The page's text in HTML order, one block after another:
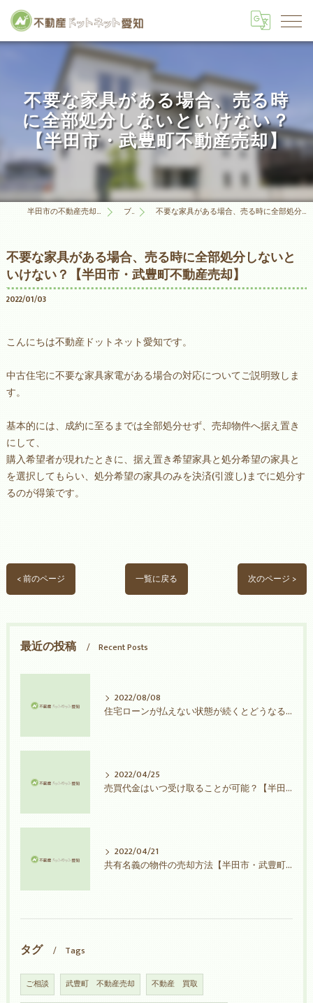
不要な家具がある場合、売る時
に全部処分しないといけない？
【半田市・武豊町不動産売却】
半田市の不動産売却は不動産ドットネット愛知 ブログ 不要な家具がある場合、売る時に全部処分しないといけない？【半田市・武豊町不動産売却】
不要な家具がある場合、売る時に全部処分しないと
いけない？【半田市・武豊町不動産売却】
2022/01/03
こんにちは不動産ドットネット愛知です。
中古住宅に不要な家具家電がある場合の対応についてご説明致しま
す。
基本的には、成約に至るまでは全部処分せず、売却物件へ据え置き
にして、
購入希望者が現れたときに、据え置き希望家具と処分希望の家具と
を選択してもらい、処分希望の家具のみを決済(引渡し)までに処分す
るのが得策です。
< 前のページ 一覧に戻る 次のページ >
最近の投稿 Recent Posts
2022/08/08
住宅ローンが払えない状態が続くとどうなる？【半田市・武豊町不動産売却】
2022/04/25
売買代金はいつ受け取ることが可能？【半田市・武豊町不動産売却】
2022/04/21
共有名義の物件の売却方法【半田市・武豊町不動産売却】
タグ Tags
ご相談 武豊町 不動産売却 不動産 買取